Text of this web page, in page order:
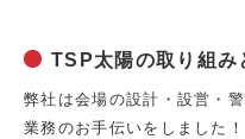
TSP太陽の取り組み
弊社は会場の設計・設営・
業務のお手伝いをしました！